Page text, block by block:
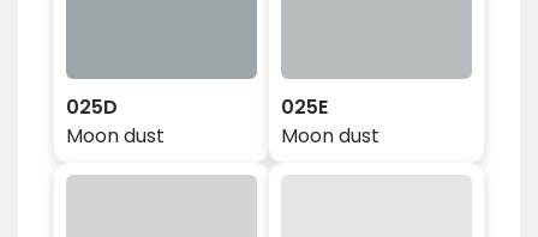
025D
Moon dust
025E
Moon dust